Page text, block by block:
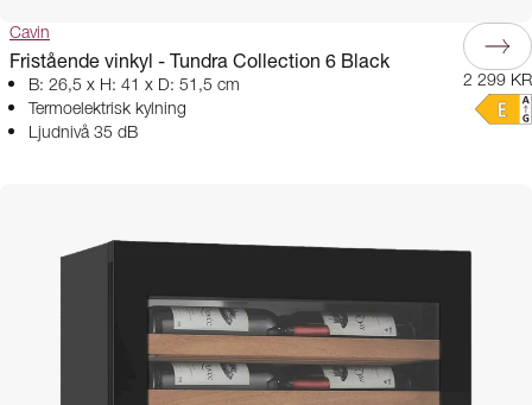
Cavin
Fristående vinkyl - Tundra Collection 6 Black
B: 26,5 x H: 41 x D: 51,5 cm
Termoelektrisk kylning
Ljudnivå 35 dB
2 299 KR